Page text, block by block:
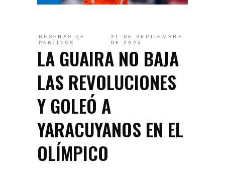
RESEÑAS DE
PARTIDOS
21 DE SEPTIEMBRE
DE 2025
LA GUAIRA NO BAJA
LAS REVOLUCIONES
Y GOLEÓ A
YARACUYANOS EN EL
OLÍMPICO